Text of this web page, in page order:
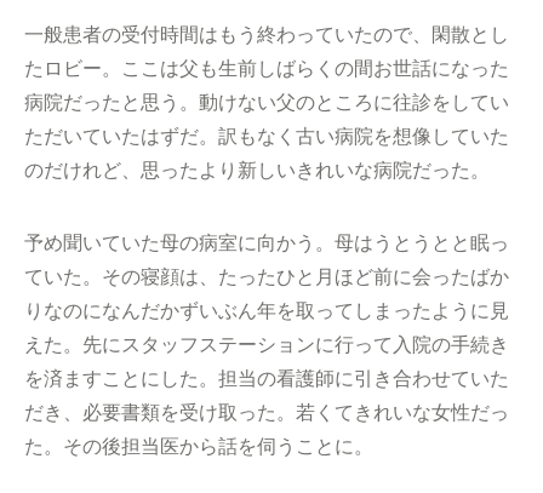
一般患者の受付時間はもう終わっていたので、閑散とし
たロビー。ここは父も生前しばらくの間お世話になった
病院だったと思う。動けない父のところに往診をしてい
ただいていたはずだ。訳もなく古い病院を想像していた
のだけれど、思ったより新しいきれいな病院だった。
予め聞いていた母の病室に向かう。母はうとうとと眠っ
ていた。その寝顔は、たったひと月ほど前に会ったばか
りなのになんだかずいぶん年を取ってしまったように見
えた。先にスタッフステーションに行って入院の手続き
を済ますことにした。担当の看護師に引き合わせていた
だき、必要書類を受け取った。若くてきれいな女性だっ
た。その後担当医から話を伺うことに。